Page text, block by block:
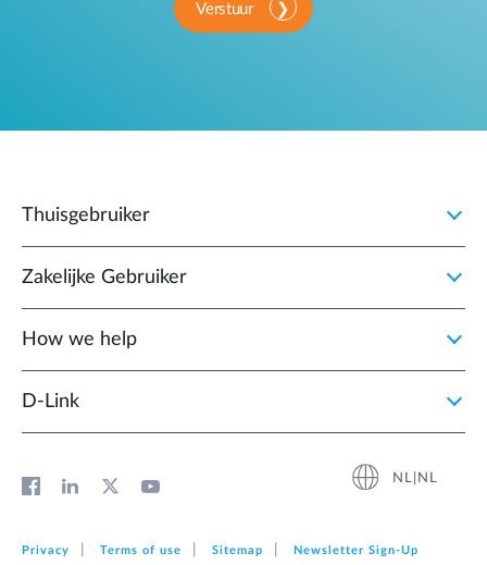
Verstuur
Thuisgebruiker
Zakelijke Gebruiker
How we help
D‑Link
NL|NL
Privacy Terms of use Sitemap Newsletter Sign‑Up